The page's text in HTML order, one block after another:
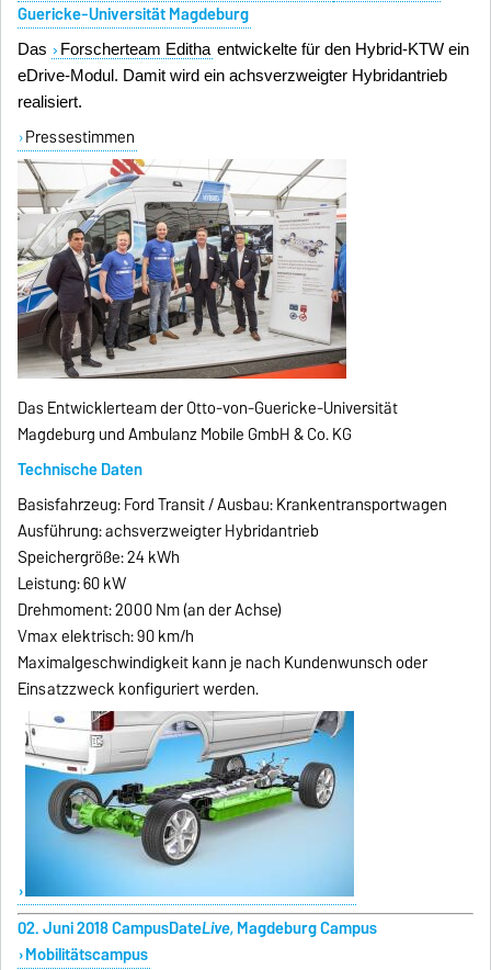
Guericke-Universität Magdeburg
Das Forscherteam Editha entwickelte für den Hybrid-KTW ein
eDrive-Modul. Damit wird ein achsverzweigter Hybridantrieb
realisiert.
Pressestimmen
Das Entwicklerteam der Otto-von-Guericke-Universität
Magdeburg und Ambulanz Mobile GmbH & Co. KG
Technische Daten
Basisfahrzeug: Ford Transit / Ausbau: Krankentransportwagen
Ausführung: achsverzweigter Hybridantrieb
Speichergröße: 24 kWh
Leistung: 60 kW
Drehmoment: 2000 Nm (an der Achse)
Vmax elektrisch: 90 km/h
Maximalgeschwindigkeit kann je nach Kundenwunsch oder
Einsatzzweck konfiguriert werden.
02. Juni 2018 CampusDateLive,Magdeburg Campus
Mobilitätscampus